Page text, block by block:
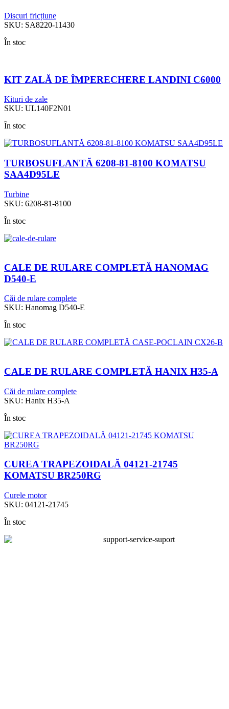
Discuri fricțiune
SKU: SA8220-11430
În stoc
KIT ZALĂ DE ÎMPERECHERE LANDINI C6000
Kituri de zale
SKU: UL140F2N01
În stoc
TURBOSUFLANTĂ 6208-81-8100 KOMATSU
SAA4D95LE
Turbine
SKU: 6208-81-8100
În stoc
CALE DE RULARE COMPLETĂ HANOMAG
D540-E
Căi de rulare complete
SKU: Hanomag D540-E
În stoc
CALE DE RULARE COMPLETĂ HANIX H35-A
Căi de rulare complete
SKU: Hanix H35-A
În stoc
CUREA TRAPEZOIDALĂ 04121-21745
KOMATSU BR250RG
Curele motor
SKU: 04121-21745
În stoc